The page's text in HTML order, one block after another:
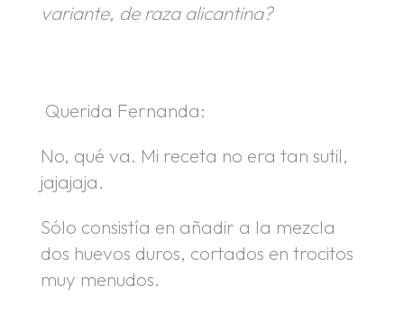
variante, de raza alicantina?
Querida Fernanda:
No, qué va. Mi receta no era tan sutil,
jajajaja.
Sólo consistía en añadir a la mezcla
dos huevos duros, cortados en trocitos
muy menudos.